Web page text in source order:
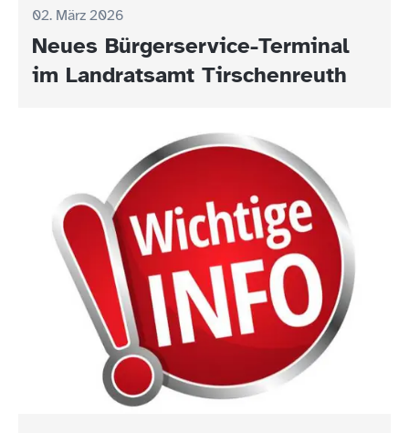
02. März 2026
Neues Bürgerservice-Terminal
im Landratsamt Tirschenreuth